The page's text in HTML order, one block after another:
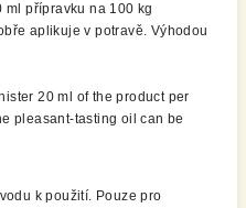
ml přípravku na 100 kg
aplikuje v potravě. Výhodou
20 ml of the product per
pleasant-tasting oil can be
k použití. Pouze pro